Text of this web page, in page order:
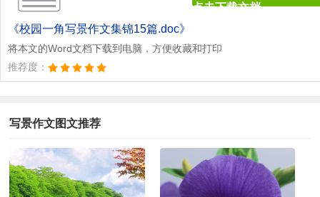
《校园一角写景作文集锦15篇.doc》
将本文的Word文档下载到电脑，方便收藏和打印
推荐度：
点击下载文档
写景作文图文推荐